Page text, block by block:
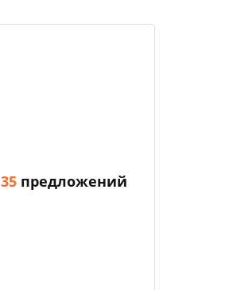
35предложений